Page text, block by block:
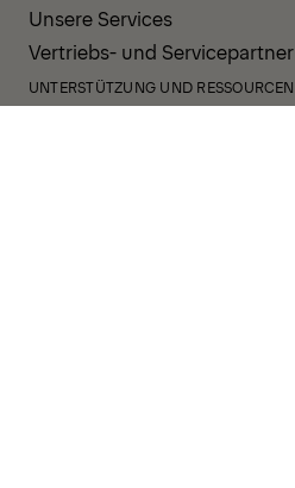
Unsere Services
Vertriebs- und Servicepartner
UNTERSTÜTZUNG UND RESSOURCEN